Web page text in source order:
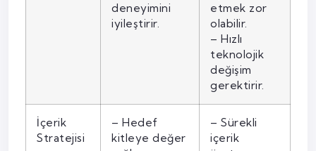
deneyimini
iyileştirir.
etmek zor
olabilir.
– Hızlı
teknolojik
değişim
gerektirir.
İçerik
Stratejisi
– Hedef
kitleye değer
– Sürekli
içerik